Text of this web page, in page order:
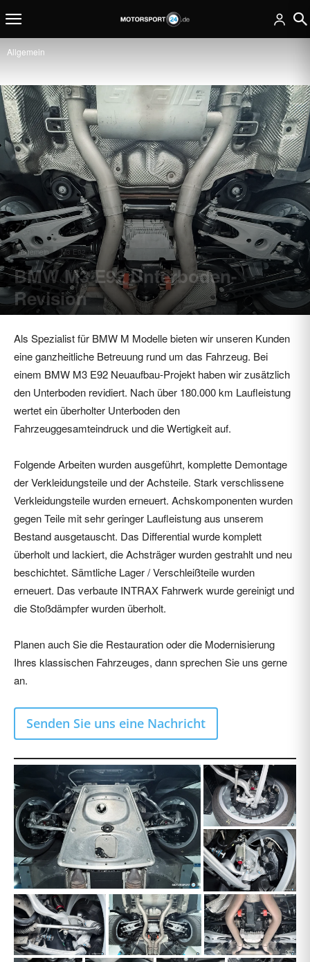
Allgemein
Allgemein M3 E92
BMW M3 E92 Unterboden-
Revision
Als Spezialist für BMW M Modelle bieten wir unseren Kunden
eine ganzheitliche Betreuung rund um das Fahrzeug. Bei
einem BMW M3 E92 Neuaufbau-Projekt haben wir zusätzlich
den Unterboden revidiert. Nach über 180.000 km Laufleistung
wertet ein überholter Unterboden den
Fahrzeuggesamteindruck und die Wertigkeit auf.
Folgende Arbeiten wurden ausgeführt, komplette Demontage
der Verkleidungsteile und der Achsteile. Stark verschlissene
Verkleidungsteile wurden erneuert. Achskomponenten wurden
gegen Teile mit sehr geringer Laufleistung aus unserem
Bestand ausgetauscht. Das Differential wurde komplett
überholt und lackiert, die Achsträger wurden gestrahlt und neu
beschichtet. Sämtliche Lager / Verschleißteile wurden
erneuert. Das verbaute INTRAX Fahrwerk wurde gereinigt und
die Stoßdämpfer wurden überholt.
Planen auch Sie die Restauration oder die Modernisierung
Ihres klassischen Fahrzeuges, dann sprechen Sie uns gerne
an.
Senden Sie uns eine Nachricht